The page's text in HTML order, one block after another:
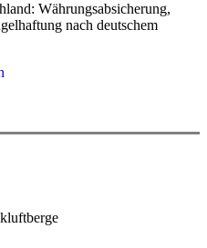
Währungsabsicherung,
nach deutschem